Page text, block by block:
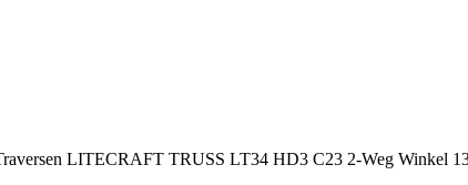
LITECRAFT TRUSS LT34 HD3 C23 2-Weg Winkel